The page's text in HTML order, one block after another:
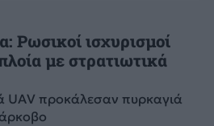
ισχυρισμοί
με στρατιωτικά
προκάλεσαν πυρκαγιά